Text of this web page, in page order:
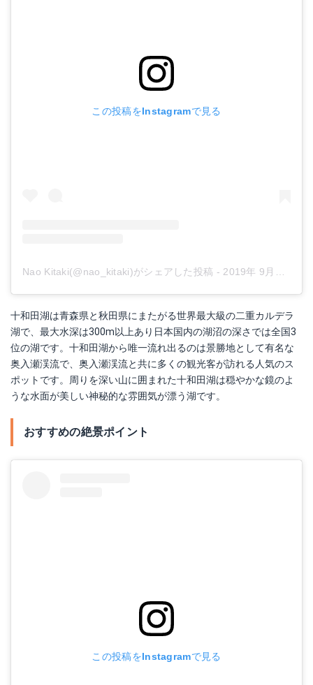
この投稿をInstagramで見る
Nao Kitaki(@nao_kitaki)がシェアした投稿 - 2019年 9月月8日午前8時01分PDT
十和田湖は青森県と秋田県にまたがる世界最大級の二重カルデラ
湖で、最大水深は300m以上あり日本国内の湖沼の深さでは全国3
位の湖です。十和田湖から唯一流れ出るのは景勝地として有名な
奥入瀬渓流で、奥入瀬渓流と共に多くの観光客が訪れる人気のス
ポットです。周りを深い山に囲まれた十和田湖は穏やかな鏡のよ
うな水面が美しい神秘的な雰囲気が漂う湖です。
おすすめの絶景ポイント
この投稿をInstagramで見る